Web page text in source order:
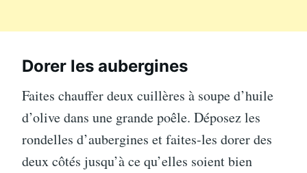
Dorer les aubergines
Faites chauffer deux cuillères à soupe d’huile
d’olive dans une grande poêle. Déposez les
rondelles d’aubergines et faites-les dorer des
deux côtés jusqu’à ce qu’elles soient bien